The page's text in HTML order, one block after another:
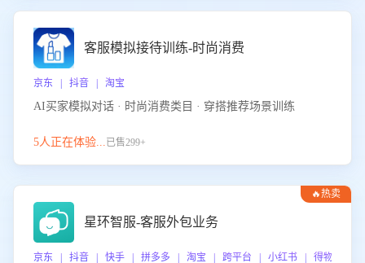
客服模拟接待训练-时尚消费
京东 | 抖音 | 淘宝
AI买家模拟对话 · 时尚消费类目 · 穿搭推荐场景训练
5人正在体验...已售299+
🔥热卖
星环智服-客服外包业务
京东 | 抖音 | 快手 | 拼多多 | 淘宝 | 跨平台 | 小红书 | 得物 | 企